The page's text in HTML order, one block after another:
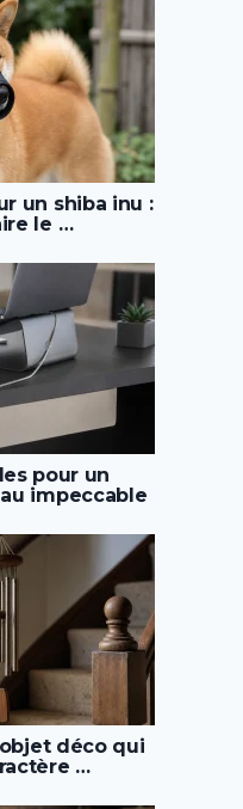
un shiba inu :
le …
pour un
impeccable
déco qui
…